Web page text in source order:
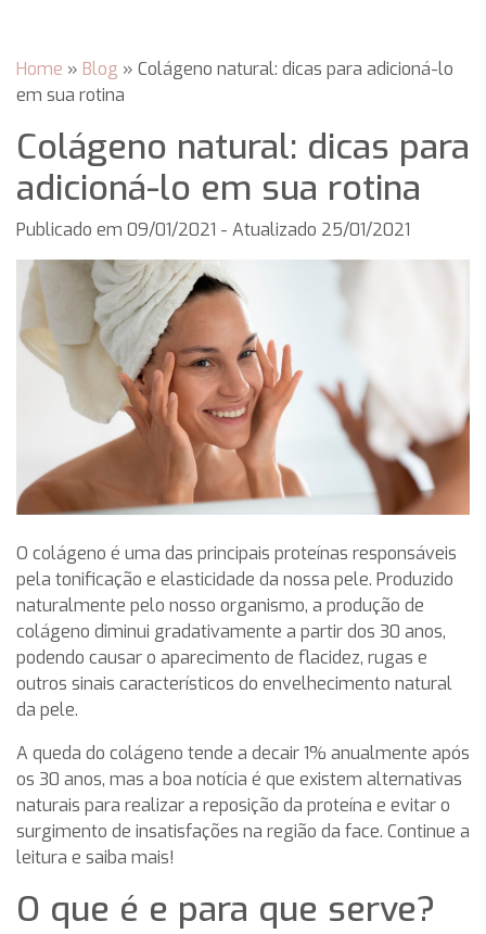
Home » Blog » Colágeno natural: dicas para adicioná-lo
em sua rotina
Colágeno natural: dicas para
adicioná-lo em sua rotina
Publicado em 09/01/2021 - Atualizado 25/01/2021
O colágeno é uma das principais proteínas responsáveis
pela tonificação e elasticidade da nossa pele. Produzido
naturalmente pelo nosso organismo, a produção de
colágeno diminui gradativamente a partir dos 30 anos,
podendo causar o aparecimento de flacidez, rugas e
outros sinais característicos do envelhecimento natural
da pele.
A queda do colágeno tende a decair 1% anualmente após
os 30 anos, mas a boa notícia é que existem alternativas
naturais para realizar a reposição da proteína e evitar o
surgimento de insatisfações na região da face. Continue a
leitura e saiba mais!
O que é e para que serve?